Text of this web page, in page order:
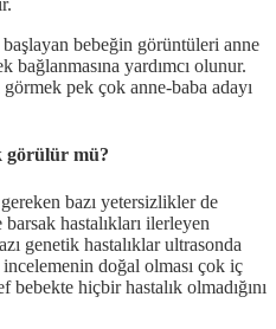
bebeğin görüntüleri anne
bağlanmasına yardımcı olunur.
pek çok anne-baba adayı
görülür mü?
bazı yetersizlikler de
hastalıkları ilerleyen
genetik hastalıklar ultrasonda
doğal olması çok iç
bebekte hiçbir hastalık olmadığını